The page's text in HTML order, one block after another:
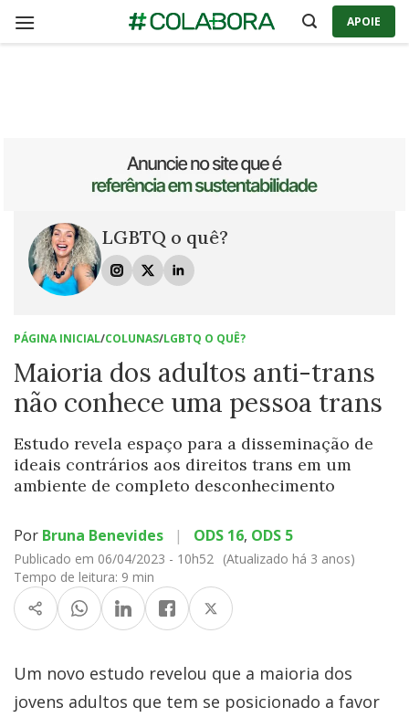
APOIE
LGBTQ o quê?
PÁGINA INICIAL/COLUNAS/LGBTQ O QUÊ?
Maioria dos adultos anti-trans
não conhece uma pessoa trans
Estudo revela espaço para a disseminação de
ideais contrários aos direitos trans em um
ambiente de completo desconhecimento
Por Bruna Benevides | ODS 16, ODS 5
Publicado em 06/04/2023 - 10h52 (Atualizado há 3 anos)
Tempo de leitura: 9 min
Um novo estudo revelou que a maioria dos
jovens adultos que tem se posicionado a favor